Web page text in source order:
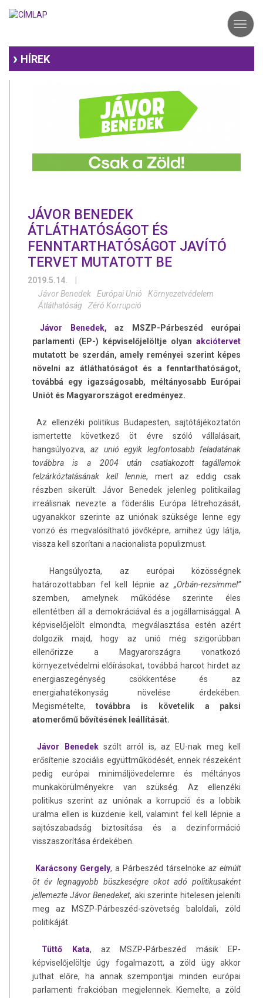
HÍREK
JÁVOR BENEDEK
ÁTLÁTHATÓSÁGOT ÉS
FENNTARTHATÓSÁGOT JAVÍTÓ
TERVET MUTATOTT BE
2019.5.14.
Jávor Benedek
Európai Unió
Környezetvédelem
Átláthatóság
Zéró Korrupció
Jávor Benedek, az MSZP-Párbeszéd európai
parlamenti (EP-) képviselőjelöltje olyanakciótervet
mutatott be szerdán, amely reményei szerint képes
növelni az átláthatóságot és a fenntarthatóságot,
továbbá egy igazságosabb, méltányosabb Európai
Uniót és Magyarországot eredményez.
Az ellenzéki politikus Budapesten, sajtótájékoztatón
ismertette következő öt évre szóló vállalásait,
hangsúlyozva,az unió egyik legfontosabb feladatának
továbbra is a 2004 után csatlakozott tagállamok
felzárkóztatásának kell lennie, mert az eddig csak
részben sikerült. Jávor Benedek jelenleg politikailag
irreálisnak nevezte a föderális Európa létrehozását,
ugyanakkor szerinte az uniónak szüksége lenne egy
vonzó és megvalósítható jövőképre, amihez úgy látja,
vissza kell szorítani a nacionalista populizmust.
Hangsúlyozta, az európai közösségnek
határozottabban fel kell lépnie az„Orbán-rezsimmel”
szemben, amelynek működése szerinte éles
ellentétben áll a demokráciával és a jogállamisággal. A
képviselőjelölt elmondta, megválasztása estén azért
dolgozik majd, hogy az unió még szigorúbban
ellenőrizze a Magyarországra vonatkozó
környezetvédelmi előírásokat, továbbá harcot hirdet az
energiaszegénység csökkentése és az
energiahatékonyság növelése érdekében.
Megismételte,továbbra is követelik a paksi
atomerőmű bővítésének leállítását.
Jávor Benedekszólt arról is, az EU-nak meg kell
erősítenie szociális együttműködését, ennek részeként
pedig európai minimáljövedelemre és méltányos
munkakörülményekre van szükség. Az ellenzéki
politikus szerint az uniónak a korrupció és a lobbik
uralma ellen is küzdenie kell, valamint fel kell lépnie a
sajtószabadság biztosítása és a dezinformáció
visszaszorítása érdekében.
Karácsony Gergely, a Párbeszéd társelnökeaz elmúlt
öt év legnagyobb büszkeségre okot adó politikusaként
jellemezte Jávor Benedeket, aki szerinte hitelesen jeleníti
meg az MSZP-Párbeszéd-szövetség baloldali, zöld
politikáját.
Tüttő Kata, az MSZP-Párbeszéd másik EP-
képviselőjelöltje úgy fogalmazott, a zöld ügy akkor
juthat előre, ha annak szempontjai minden európai
parlamenti frakcióban megjelennek. Kiemelte, a zöld